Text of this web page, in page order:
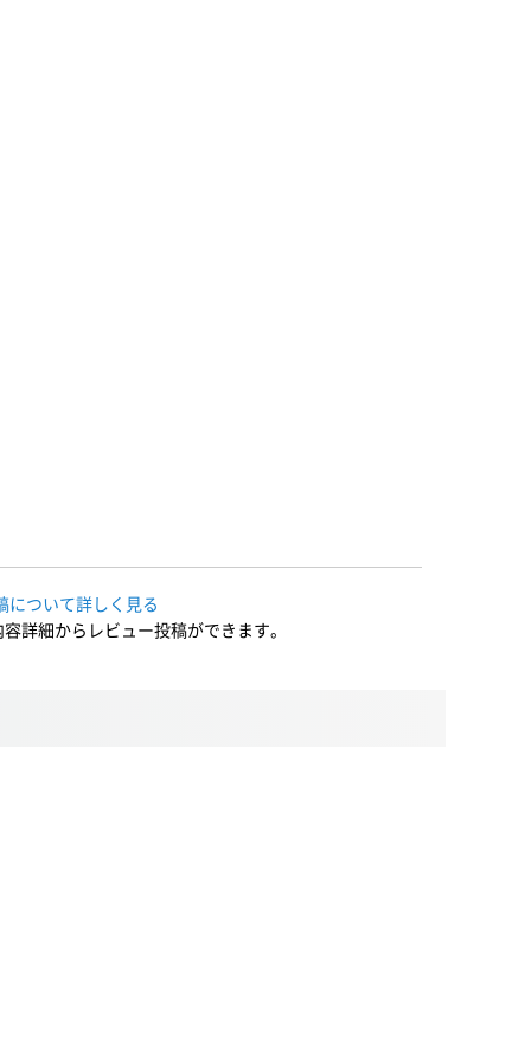
について詳しく見る
詳細からレビュー投稿ができます。